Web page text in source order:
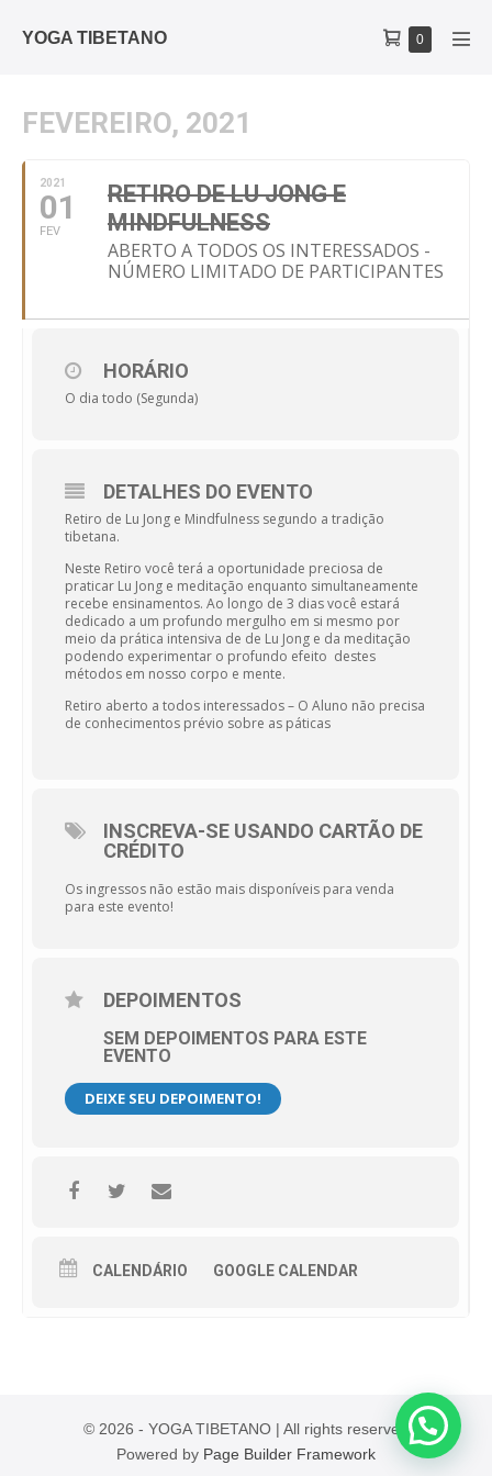
YOGA TIBETANO 0
FEVEREIRO, 2021
2021
01
FEV
RETIRO DE LU JONG E
MINDFULNESS
ABERTO A TODOS OS INTERESSADOS -
NÚMERO LIMITADO DE PARTICIPANTES
HORÁRIO
O dia todo (Segunda)
DETALHES DO EVENTO
Retiro de Lu Jong e Mindfulness segundo a tradição
tibetana.
Neste Retiro você terá a oportunidade preciosa de
praticar Lu Jong e meditação enquanto simultaneamente
recebe ensinamentos. Ao longo de 3 dias você estará
dedicado a um profundo mergulho em si mesmo por
meio da prática intensiva de de Lu Jong e da meditação
podendo experimentar o profundo efeito destes
métodos em nosso corpo e mente.
Retiro aberto a todos interessados – O Aluno não precisa
de conhecimentos prévio sobre as páticas
INSCREVA-SE USANDO CARTÃO DE
CRÉDITO
Os ingressos não estão mais disponíveis para venda
para este evento!
DEPOIMENTOS
SEM DEPOIMENTOS PARA ESTE
EVENTO
DEIXE SEU DEPOIMENTO!
CALENDÁRIO GOOGLE CALENDAR
© 2026 - YOGA TIBETANO | All rights reserved
Powered by Page Builder Framework